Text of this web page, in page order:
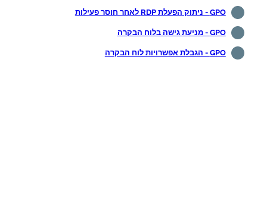
GPO - ניתוק הפעלת RDP לאחר חוסר פעילות
GPO - מניעת גישה בלוח הבקרה
GPO - הגבלת אפשרויות לוח הבקרה